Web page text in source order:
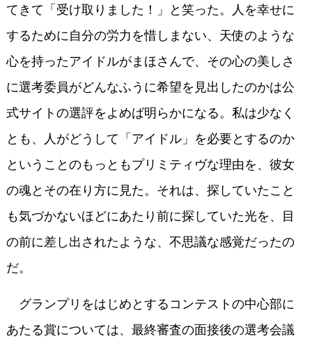
てきて「受け取りました！」と笑った。人を幸せに
するために自分の労力を惜しまない、天使のような
心を持ったアイドルがまほさんで、その心の美しさ
に選考委員がどんなふうに希望を見出したのかは公
式サイトの選評をよめば明らかになる。私は少なく
とも、人がどうして「アイドル」を必要とするのか
ということのもっともプリミティヴな理由を、彼女
の魂とその在り方に見た。それは、探していたこと
も気づかないほどにあたり前に探していた光を、目
の前に差し出されたような、不思議な感覚だったの
だ。
グランプリをはじめとするコンテストの中心部に
あたる賞については、最終審査の面接後の選考会議